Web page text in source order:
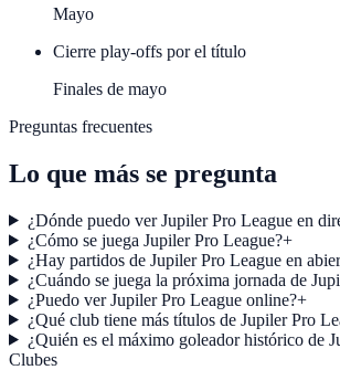
Mayo
Cierre play-offs por el título
Finales de mayo
Preguntas frecuentes
Lo que más se pregunta
¿Dónde puedo ver Jupiler Pro League en
¿Cómo se juega Jupiler Pro League?+
¿Hay partidos de Jupiler Pro League en
¿Cuándo se juega la próxima jornada de
¿Puedo ver Jupiler Pro League online?+
¿Qué club tiene más títulos de Jupiler Pro
¿Quién es el máximo goleador histórico de
Clubes